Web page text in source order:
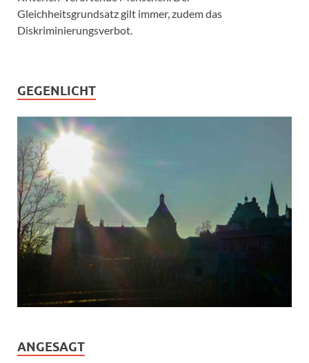
Gleichheitsgrundsatz gilt immer, zudem das
Diskriminierungsverbot.
GEGENLICHT
ANGESAGT